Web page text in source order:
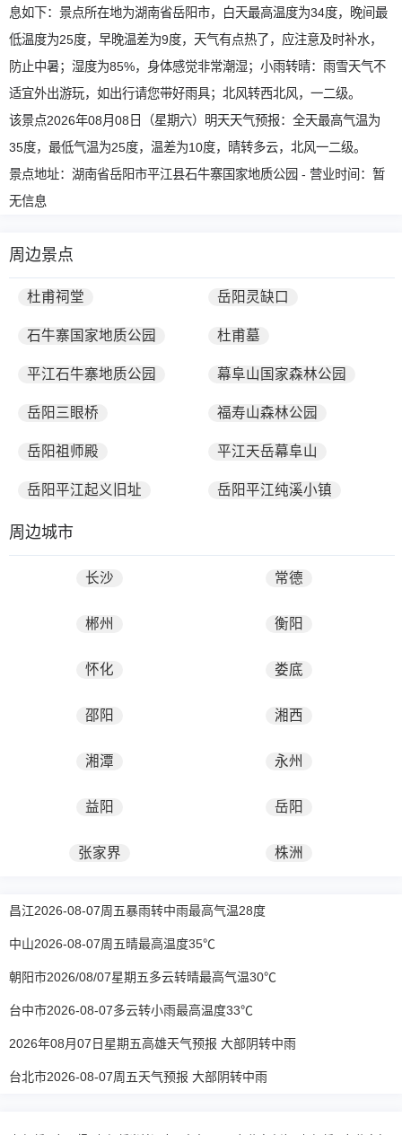
息如下：景点所在地为湖南省岳阳市，白天最高温度为34度，晚间最
低温度为25度，早晚温差为9度，天气有点热了，应注意及时补水，
防止中暑；湿度为85%，身体感觉非常潮湿；小雨转晴：雨雪天气不
适宜外出游玩，如出行请您带好雨具；北风转西北风，一二级。
该景点2026年08月08日（星期六）明天天气预报：全天最高气温为
35度，最低气温为25度，温差为10度，晴转多云，北风一二级。
景点地址：湖南省岳阳市平江县石牛寨国家地质公园 - 营业时间：暂
无信息
周边景点
杜甫祠堂 岳阳灵缺口
石牛寨国家地质公园 杜甫墓
平江石牛寨地质公园 幕阜山国家森林公园
岳阳三眼桥 福寿山森林公园
岳阳祖师殿 平江天岳幕阜山
岳阳平江起义旧址 岳阳平江纯溪小镇
周边城市
长沙 常德
郴州 衡阳
怀化 娄底
邵阳 湘西
湘潭 永州
益阳 岳阳
张家界 株洲
昌江2026-08-07周五暴雨转中雨最高气温28度
中山2026-08-07周五晴最高温度35℃
朝阳市2026/08/07星期五多云转晴最高气温30℃
台中市2026-08-07多云转小雨最高温度33℃
2026年08月07日星期五高雄天气预报 大部阴转中雨
台北市2026-08-07周五天气预报 大部阴转中雨